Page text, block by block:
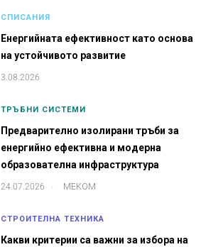
СПИСАНИЯ
Енергийната ефективност като основа
на устойчивото развитие
3.08.2026
ТРЪБНИ СИСТЕМИ
Предварително изолирани тръби за
енергийно ефективна и модерна
образователна инфраструктура
24.07.2026 . МЕКОМ
СТРОИТЕЛНА ТЕХНИКА
Какви критерии са важни за избора на